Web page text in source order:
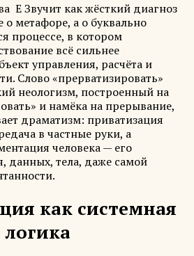
Е Звучит как жёсткий диагноз
о метафоре, а о буквально
процессе, в котором
всё сильнее
управления, расчёта и
Слово «прерватизировать»
неологизм, построенный на
и намёка на прерывание,
драматизм: приватизация
в частные руки, а
человека — его
данных, тела, даже самой
как системная
логика